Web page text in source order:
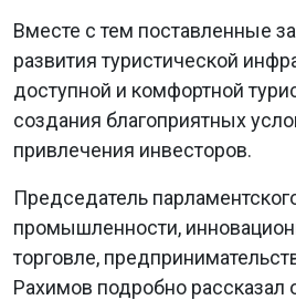
Вместе с тем поставленные
развития туристической
доступной и комфортной
создания благоприятных
привлечения инвесторов.
Председатель
промышленности,
торговле,
Рахимов подробно рассказал